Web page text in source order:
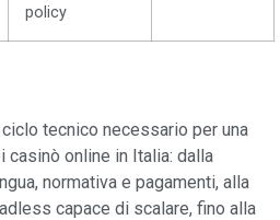
policy
tecnico necessario per una
online in Italia: dalla
normativa e pagamenti, alla
capace di scalare, fino alla